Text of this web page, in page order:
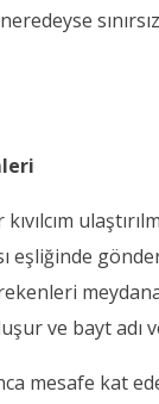
eşliğinde
ve bayt adı
mesafe kat